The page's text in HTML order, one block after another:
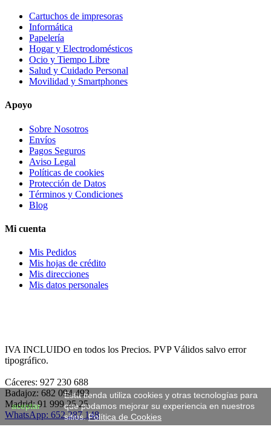
Cartuchos de impresoras
Informática
Papelería
Hogar y Electrodomésticos
Ocio y Tiempo Libre
Salud y Cuidado Personal
Sobre Nosotros
Envíos
Pagos Seguros
Aviso Legal
Políticas de cookies
Protección de Datos
Términos y Condiciones
Mis Pedidos
Mis hojas de crédito
Mis direcciones
IVA INCLUIDO en todos los Precios. PVP Válidos salvo error
Cáceres: 927 230 688
Badajoz: 682 094 493
Madrid: 91 999 25 25
WhatsApp: 652 287 148
aceptar
Esta tienda utiliza cookies y otras tecnologías para
que podamos mejorar su experiencia en nuestros
sitios. Política de Cookies